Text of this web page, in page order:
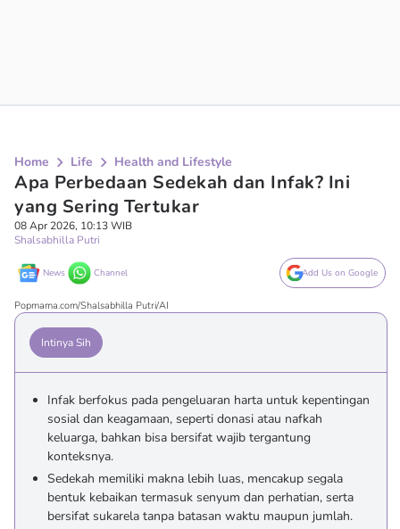
Home Life Health and Lifestyle
Apa Perbedaan Sedekah dan Infak? Ini
yang Sering Tertukar
08 Apr 2026, 10:13 WIB
Shalsabhilla Putri
News Channel Add Us on Google
Popmama.com/Shalsabhilla Putri/AI
Intinya Sih
Infak berfokus pada pengeluaran harta untuk kepentingan
sosial dan keagamaan, seperti donasi atau nafkah
keluarga, bahkan bisa bersifat wajib tergantung
konteksnya.
Sedekah memiliki makna lebih luas, mencakup segala
bentuk kebaikan termasuk senyum dan perhatian, serta
bersifat sukarela tanpa batasan waktu maupun jumlah.